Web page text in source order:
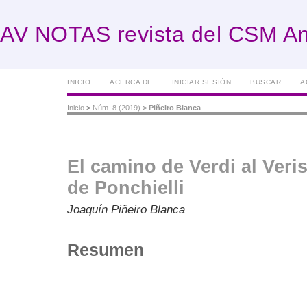
AV NOTAS revista del CSM
INICIO ACERCA DE INICIAR SESIÓN BUSCAR
Inicio > Núm. 8 (2019) > Piñeiro Blanca
El camino de Verdi al
de Ponchielli
Joaquín Piñeiro Blanca
Resumen